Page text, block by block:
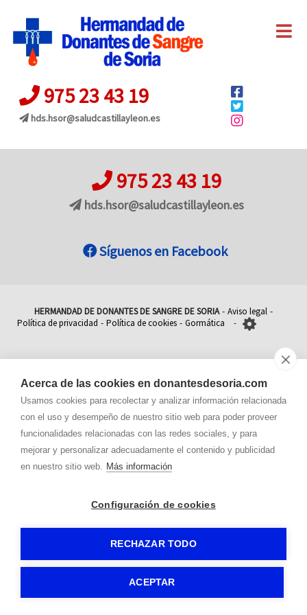
Acerca de las cookies en donantesdesoria.com
Usamos cookies para recolectar y analizar información relacionada
con el uso y desempeño de nuestro sitio web para poder proveer
funcionalidades relacionadas con las redes sociales, y para
mejorar y personalizar adecuadamente el contenido y publicidad
en nuestro sitio web. Más información
Configuración de cookies
RECHAZAR TODO
ACEPTAR
975 23 43 19
hds.hsor@saludcastillayleon.es
975 23 43 19
hds.hsor@saludcastillayleon.es
Síguenos en Facebook
HERMANDAD DE DONANTES DE SANGRE DE SORIA- Aviso legal -
Política de privacidad - Política de cookies- Gormática -